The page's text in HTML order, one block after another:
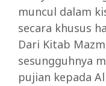
muncul dalam
secara khusus
Dari Kitab
sesungguhnya
pujian kepada